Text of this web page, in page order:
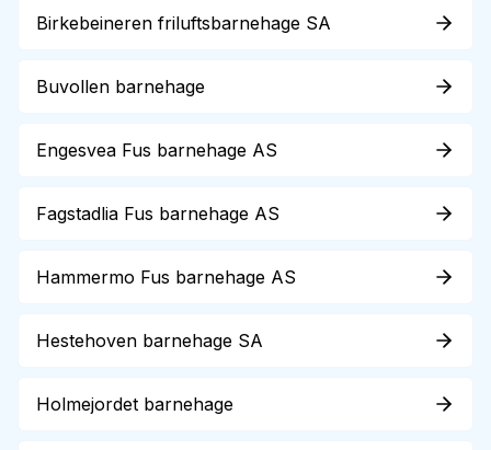
Birkebeineren friluftsbarnehage SA
Buvollen barnehage
Engesvea Fus barnehage AS
Fagstadlia Fus barnehage AS
Hammermo Fus barnehage AS
Hestehoven barnehage SA
Holmejordet barnehage